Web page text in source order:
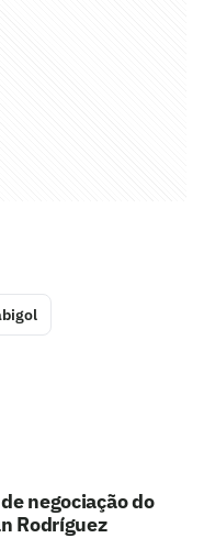
negociação do
Rodríguez